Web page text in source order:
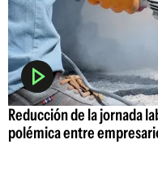
Reducción de la jornada
polémica entre